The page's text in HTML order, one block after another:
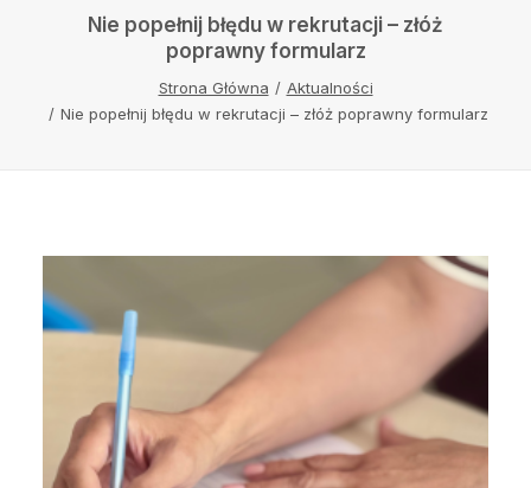
WYSZUKIWANIE
Nie popełnij błędu w rekrutacji – złóż
poprawny formularz
Strona Główna
Aktualności
Nie popełnij błędu w rekrutacji – złóż poprawny formularz